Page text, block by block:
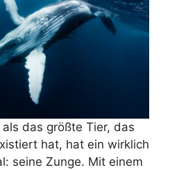
das größte Tier, das
hat, hat ein wirklich
seine Zunge. Mit einem